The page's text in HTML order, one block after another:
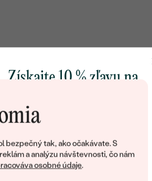
bezpečný tak, ako očakávate. S
a analýzu návštevnosti, čo nám
osobné údaje.
Získajte 10 % zľavu na
poctivo vyrábaných šperkov Eppi.
Ako darček na privítanie vám
obratom pošleme zľavový kód na